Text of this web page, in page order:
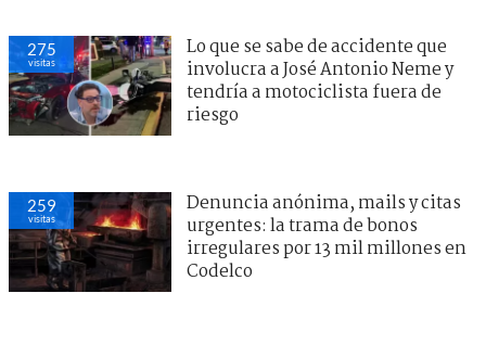
275
visitas
Lo que se sabe de accidente que
involucra a José Antonio Neme y
tendría a motociclista fuera de
riesgo
259
visitas
Denuncia anónima, mails y citas
urgentes: la trama de bonos
irregulares por 13 mil millones en
Codelco